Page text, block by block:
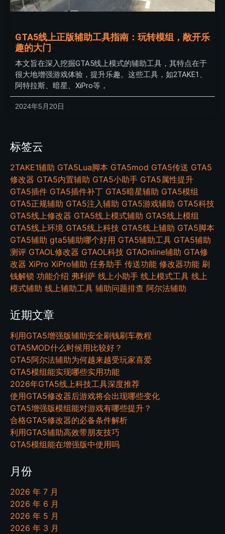
GTA5线上正版辅助工具指南：玩转模组，敞开乐
趣的大门
本文旨在深入挖掘GTA5线上模式的辅助工具，其特点在于
很大地增强游戏体验，提升乐趣。这些工具，如2TAKE1、
阿特拉斯、暗星、XiPro等，
2024年5月20日
标签云
2TAKE1辅助 GTA5Lua脚本 GTA5mod GTA5传送 GTA5
修改器 GTA5内置辅助 GTA5小助手 GTA5属性提升
GTA5插件 GTA5插件补丁 GTA5暗星辅助 GTA5模组
GTA5正规辅助 GTA5注入辅助 GTA5游戏辅助 GTA5科技
GTA5线上修改器 GTA5线上模式辅助 GTA5线上模组
GTA5线上环境 GTA5线上科技 GTA5线上辅助 GTA5脚本
GTA5辅助 gta5辅助哪个好用 GTA5辅助工具 GTA5辅助
测评 GTAOL修改器 GTAOL科技 GTAOnline辅助 GTA修
改器 XiPro XiPro辅助 任务助手 传送功能 修改器功能 刷
钱解锁 功能介绍 弗利萨 线上小助手 线上模式工具 线上
模式辅助 线上辅助工具 辅助问题排查 阿尔法辅助
近期文章
利用GTA5增强版辅助安全刷钱刷车教程
GTA5MOD什么时候用比较好？
GTA5阿尔法辅助为何越来越受玩家喜爱
GTA5模组能实现哪些实用功能
2026年GTA5线上科技工具深度推荐
使用GTA5修改器后游戏将会出现哪些变化
GTA5增强版模组能对游戏有哪些提升？
合格GTA5修改器的必备条件解析
利用GTA5辅助高效带朋友技巧
GTA5模组能在增强版中使用吗
月份
2026 年 7 月
2026 年 6 月
2026 年 5 月
2026 年 3 月